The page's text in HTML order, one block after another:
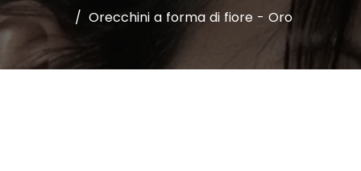
/ Orecchini a forma di fiore - Oro